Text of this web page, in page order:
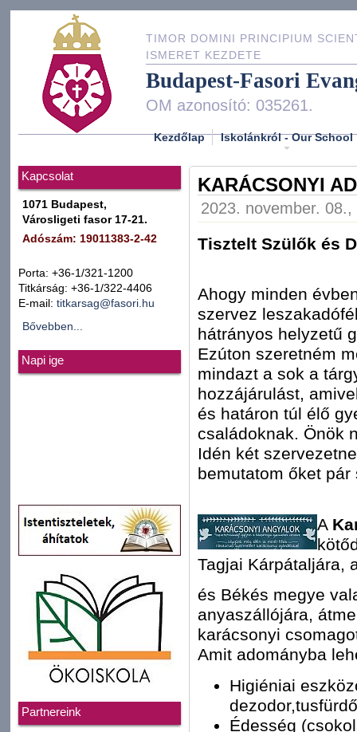
TIMOR DOMINI PRINCIPIUM
ISMERET KEZDETE
Budapest-Fasori
OM azonosító: 035261.
Kezdőlap Iskolánkról - Our School
Kapcsolat
1071 Budapest,
Városligeti fasor 17-21.
Adószám: 19011383-2-42
Porta: +36-1/321-1200
Titkárság: +36-1/322-4406
E-mail: titkarsag@fasori.hu
Bővebben...
Napi ige
Partnereink
KARÁCSONYI
2023. november.
Tisztelt Szülők és
Ahogy minden
szervez
hátrányos helyzetű
Ezúton szeretném
mindazt a sok a
hozzájárulást,
és határon túl élő
családoknak. Önök
Idén két
bemutatom őket pár
A
Tagjai Kárpátaljára,
és Békés megye
anyaszállójára,
karácsonyi
Amit adományba
Higiéniai
Édesség